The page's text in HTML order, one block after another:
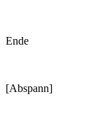
Ende
[Abspann]